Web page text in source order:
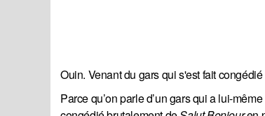
Ouin. Venant du gars qui s'est fait
Parce qu’on parle d’un gars qui a lui-